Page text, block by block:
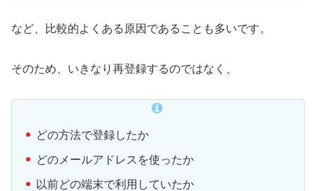
など、比較的よくある原因であることも多いです。
そのため、いきなり再登録するのではなく、
どの方法で登録したか
どのメールアドレスを使ったか
以前どの端末で利用していたか